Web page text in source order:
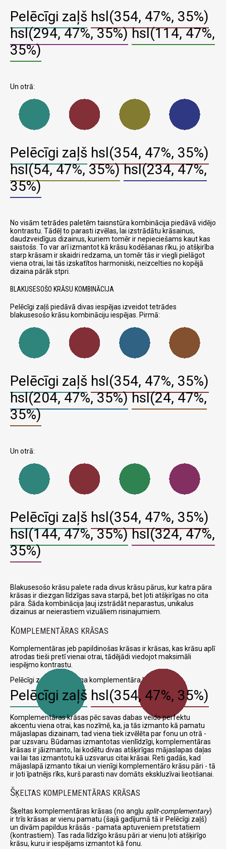
Pelēcīgi zaļš hsl(354, 47%, 35%)
hsl(294, 47%, 35%) hsl(114, 47%,
35%)
Un otrā:
Pelēcīgi zaļš hsl(354, 47%, 35%)
hsl(54, 47%, 35%) hsl(234, 47%,
35%)
No visām tetrādes paletēm taisnstūra kombinācija piedāvā vidējo
kontrastu. Tādēļ to parasti izvēlas, lai izstrādātu krāsainus,
daudzveidīgus dizainus, kuriem tomēr ir nepieciešams kaut kas
saistošs. To var arī izmantot kā krāsu kodēšanas rīku, jo atšķirība
starp krāsam ir skaidri redzama, un tomēr tās ir viegli pielāgot
viena otrai, lai tās izskatītos harmoniski, neizcelties no kopējā
dizaina pārāk stpri.
BLAKUSESOŠO KRĀSU KOMBINĀCIJA
Pelēcīgi zaļš piedāvā divas iespējas izveidot tetrādes
blakusesošo krāsu kombināciju iespējas. Pirmā:
Pelēcīgi zaļš hsl(354, 47%, 35%)
hsl(204, 47%, 35%) hsl(24, 47%,
35%)
Un otrā:
Pelēcīgi zaļš hsl(354, 47%, 35%)
hsl(144, 47%, 35%) hsl(324, 47%,
35%)
Blakusesošo krāsu palete rada divus krāsu pārus, kur katra pāra
krāsas ir diezgan līdzīgas sava starpā, bet ļoti atšķirīgas no cita
pāra. Šāda kombinācija ļauj izstrādāt neparastus, unikalus
dizainus ar neierastiem vizuāliem risinajumiem.
KOMPLEMENTĀRAS KRĀSAS
Komplementāras jeb papildinošas krāsas ir krāsas, kas krāsu aplī
atrodas tieši pretī vienai otrai, tādējādi viedojot maksimāli
iespējmo kontrastu.
Pelēcīgi zaļš un attiecīga komplementāra krāsa:
Pelēcīgi zaļš hsl(354, 47%, 35%)
Komplementāras krāsas pēc savas dabas veido perfektu
akcentu viena otrai, kas nozīmē, ka, ja tās izmanto kā pamatu
mājaslapas dizainam, tad viena tiek izvēlēta par fonu un otrā -
par uzsvaru. Būdamas izmantotas vienlīdzīgi, komplementāras
krāsas ir jāizmanto, lai kodētu divas atšķirīgas mājaslapas daļas
vai lai tas izmantotu kā uzsvarus citai krāsai. Reti gadās, kad
mājaslapā izmanto tikai un vienīgi komplementāro krāsu pāri - tā
ir ļoti īpatnējs rīks, kurš parasti nav domāts ekskluzīvai lieotšanai.
ŠĶELTAS KOMPLEMENTĀRAS KRĀSAS
Šķeltas komplementāras krāsas (no angļu split-complementary)
ir trīs krāsas ar vienu pamatu (šajā gadījumā tā ir Pelēcīgi zaļš)
un divām papildus krāsās - pamata aptuveniem pretstatiem
(kontrastiem). Tas rada līdzīgo krāsu pāri ar vienu ļoti atšķirīgo
krāsu, kuru ir iespējams izmantot kā fonu.